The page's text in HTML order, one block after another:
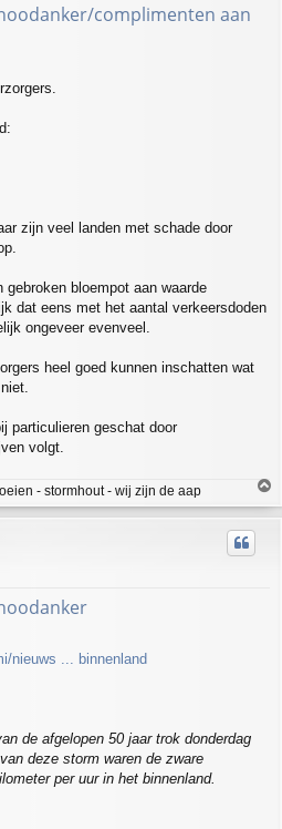
complimenten aan
zijn veel landen met schade door
bloempot aan waarde
dat eens met het aantal verkeersdoden
ongeveer evenveel.
heel goed kunnen inschatten wat
particulieren geschat door
volgt.
- stormhout - wij zijn de aap
o
p
nieuws ... binnenland
de afgelopen 50 jaar trok donderdag
deze storm waren de zware
per uur in het binnenland.